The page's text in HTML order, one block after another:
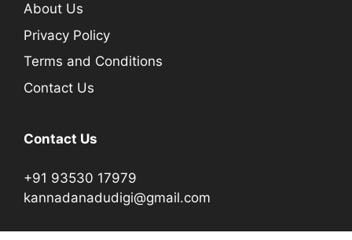
About Us
Privacy Policy
Terms and Conditions
Contact Us
Contact Us
+91 93530 17979
kannadanadudigi@gmail.com